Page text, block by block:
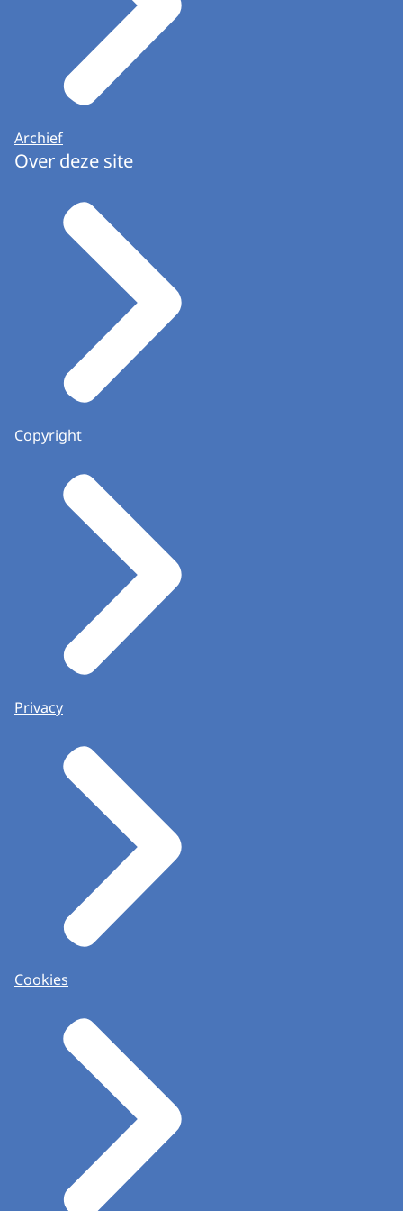
Archief
Over deze site
Copyright
Privacy
Cookies